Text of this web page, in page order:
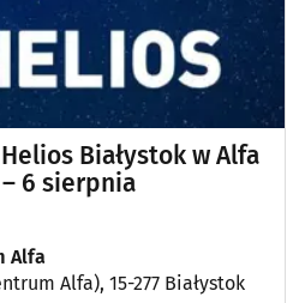
(4)
Helios Białystok w Alfa
6 sierpnia
Alfa
Alfa), 15-277 Białystok